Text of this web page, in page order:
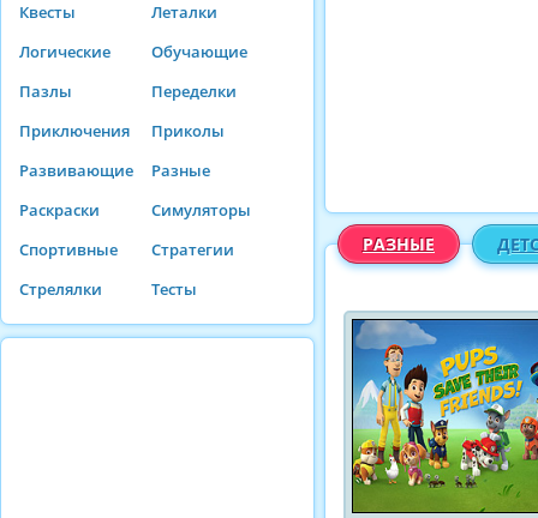
Квесты
Леталки
Логические
Обучающие
Пазлы
Переделки
Приключения
Приколы
Развивающие
Разные
Раскраски
Симуляторы
Спортивные
Стратегии
Стрелялки
Тесты
РАЗНЫЕ